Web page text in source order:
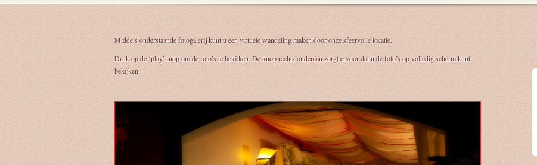
Middels onderstaande fotogalerij kunt u een virtuele wandeling maken door onze sfeervolle locatie.
Druk op de ‘play’knop om de foto’s te bekijken. De knop rechts onderaan zorgt ervoor dat u de foto’s op volledig scherm kunt
bekijken.